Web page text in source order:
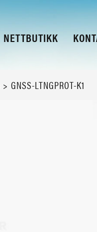
NETTBUTIKK
> GNSS-LTNGPROT-K1